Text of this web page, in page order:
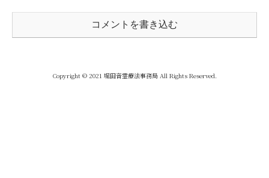
コメントを書き込む
Copyright © 2021 堀田音霊療法事務局 All Rights Reserved.